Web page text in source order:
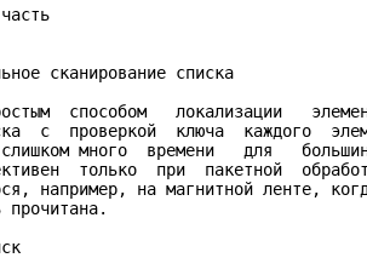
сканирование списка
способом   локализации
с  проверкой  ключа  каждого
много  времени   для
только  при  пакетной
например, на магнитной ленте,
прочитана.